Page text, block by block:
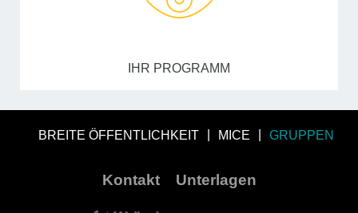
IHR PROGRAMM
BREITE ÖFFENTLICHKEIT MICE GRUPPEN
Kontakt Unterlagen